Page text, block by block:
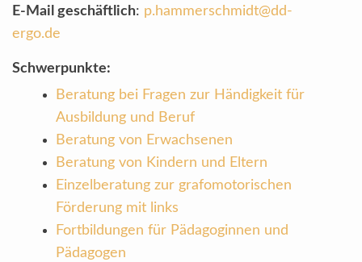
E-Mail geschäftlich: p.hammerschmidt@dd-
ergo.de
Schwerpunkte:
Beratung bei Fragen zur Händigkeit für
Ausbildung und Beruf
Beratung von Erwachsenen
Beratung von Kindern und Eltern
Einzelberatung zur grafomotorischen
Förderung mit links
Fortbildungen für Pädagoginnen und
Pädagogen